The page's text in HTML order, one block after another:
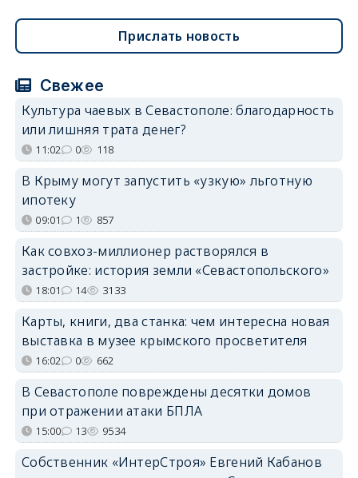
Прислать новость
Свежее
Культура чаевых в Севастополе: благодарность
или лишняя трата денег?
11:02 0 118
В Крыму могут запустить «узкую» льготную
ипотеку
09:01 1 857
Как совхоз-миллионер растворялся в
застройке: история земли «Севастопольского»
18:01 14 3133
Карты, книги, два станка: чем интересна новая
выставка в музее крымского просветителя
16:02 0 662
В Севастополе повреждены десятки домов
при отражении атаки БПЛА
15:00 13 9534
Собственник «ИнтерСтроя» Евгений Кабанов